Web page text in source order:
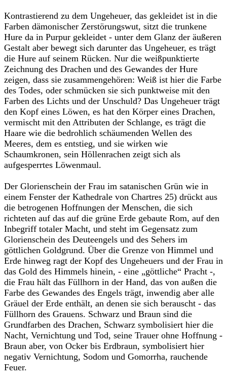
Kontrastierend zu dem Ungeheuer, das gekleidet ist in die
Farben dämonischer Zerstörungswut, sitzt die trunkene
Hure da in Purpur gekleidet - unter dem Glanz der äußeren
Gestalt aber bewegt sich darunter das Ungeheuer, es trägt
die Hure auf seinem Rücken. Nur die weißpunktierte
Zeichnung des Drachen und des Gewandes der Hure
zeigen, dass sie zusammengehören: Weiß ist hier die Farbe
des Todes, oder schmücken sie sich punktweise mit den
Farben des Lichts und der Unschuld? Das Ungeheuer trägt
den Kopf eines Löwen, es hat den Körper eines Drachen,
vermischt mit den Attributen der Schlange, es trägt die
Haare wie die bedrohlich schäumenden Wellen des
Meeres, dem es entstieg, und sie wirken wie
Schaumkronen, sein Höllenrachen zeigt sich als
aufgesperrtes Löwenmaul.
Der Glorienschein der Frau im satanischen Grün wie in
einem Fenster der Kathedrale von Chartres 25) drückt aus
die betrogenen Hoffnungen der Menschen, die sich
richteten auf das auf die grüne Erde gebaute Rom, auf den
Inbegriff totaler Macht, und steht im Gegensatz zum
Glorienschein des Deuteengels und des Sehers im
göttlichen Goldgrund. Über die Grenze von Himmel und
Erde hinweg ragt der Kopf des Ungeheuers und der Frau in
das Gold des Himmels hinein, - eine „göttliche“ Pracht -,
die Frau hält das Füllhorn in der Hand, das von außen die
Farbe des Gewandes des Engels trägt, inwendig aber alle
Gräuel der Erde enthält, an denen sie sich berauscht - das
Füllhorn des Grauens. Schwarz und Braun sind die
Grundfarben des Drachen, Schwarz symbolisiert hier die
Nacht, Vernichtung und Tod, seine Trauer ohne Hoffnung -
Braun aber, von Ocker bis Erdbraun, symbolisiert hier
negativ Vernichtung, Sodom und Gomorrha, rauchende
Feuer.